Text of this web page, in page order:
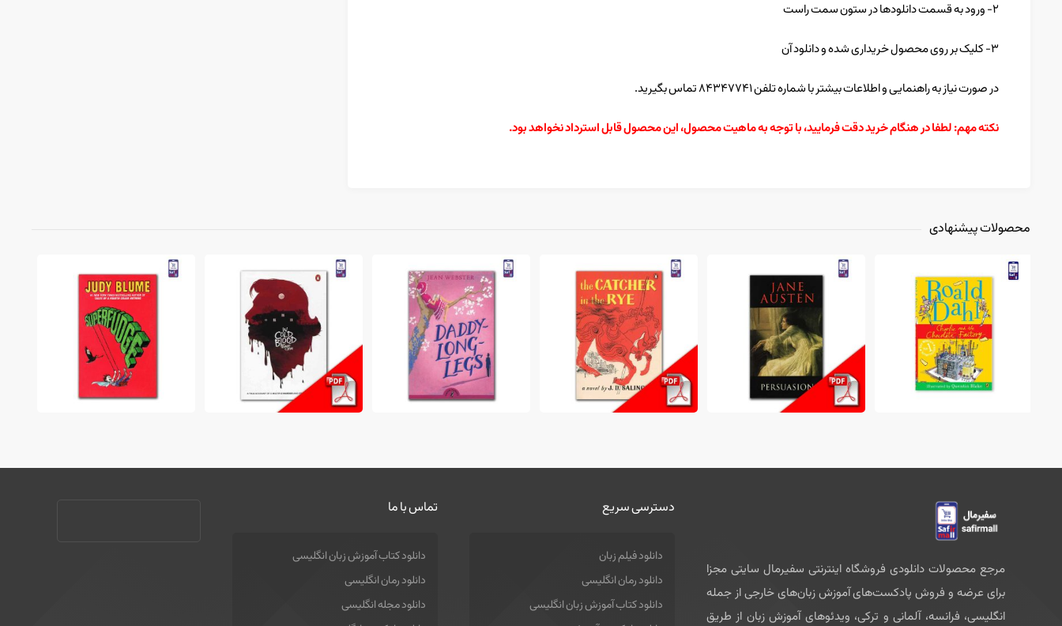
۲- ورود به قسمت دانلودها در ستون سمت راست
۳- کلیک بر روی محصول خریداری شده و دانلود آن
در صورت نیاز به راهنمایی و اطلاعات بیشتر با شماره تلفن ۸۴۳۴۷۷۴۱ تماس بگیرید.
نکته مهم: لطفا در هنگام خرید دقت فرمایید، با توجه به ماهیت محصول، این محصول قابل استرداد نخواهد بود.
محصولات پیشنهادی
228,000 تومان 152,000 تومان 228,000 تومان 228,000 تومان 180,500 تومان
مرجع محصولات دانلودی فروشگاه اینترنتی سفیرمال سایتی مجزا
برای عرضه و فروش پادکست‌های آموزش زبان‌های خارجی از جمله
انگلیسی، فرانسه، آلمانی و ترکی، ویدئوهای آموزش زبان از طریق
دسترسی سریع
دانلود فیلم زبان
دانلود رمان انگلیسی
دانلود کتاب آموزش زبان انگلیسی
تماس با ما
دانلود کتاب آموزش زبان انگلیسی
دانلود رمان انگلیسی
دانلود مجله انگلیسی